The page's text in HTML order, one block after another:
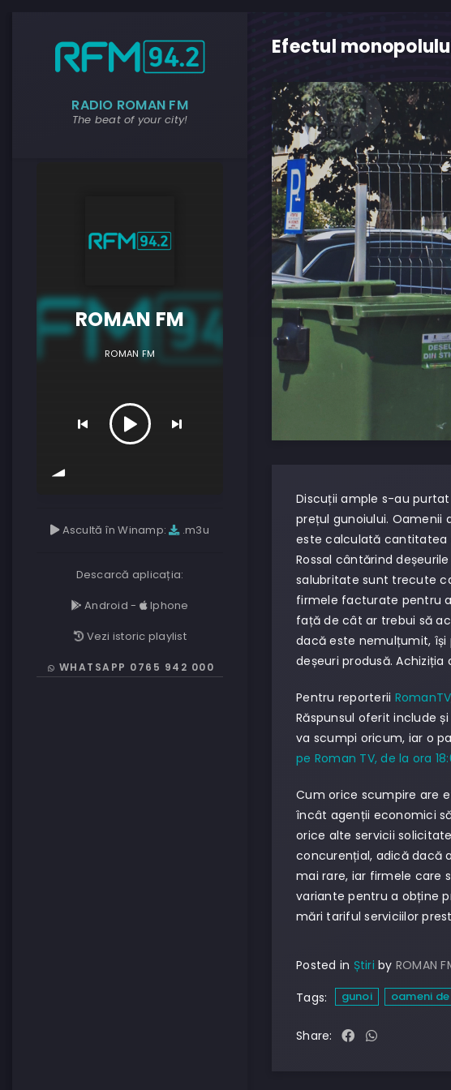
RADIO ROMAN FM
The beat of your city!
ROMAN FM
ROMAN FM
ROMAN FM
Ascultă în Winamp: .m3u
Descarcă aplicația:
Android -
Iphone
Vezi istoric playlist
WHATSAPP 0765 942 000
Efectul
Discuții ample s-au
prețul gunoiului. Oamenii
este calculată cantitatea
Rossal cântărind
salubritate sunt trecute
firmele facturate pentru
față de cât ar trebui să
dacă este nemulțumit,
deșeuri produsă.
Pentru reporterii RomanTV
Răspunsul oferit include
va scumpi oricum, iar o
pe Roman TV, de la ora
Cum orice scumpire are
încât agenții economici
orice alte servicii
concurențial, adică dacă
mai rare, iar firmele care
variante pentru a obține
mări tariful serviciilor
Posted in Știri by ROMAN
Tags:
gunoi oameni
Share: